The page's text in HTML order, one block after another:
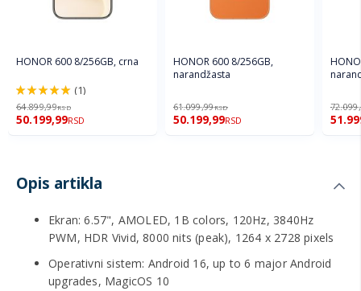
HONOR 600 8/256GB, crna
100%
(1)
64.899,99RSD
50.199,99RSD
HONOR 600 8/256GB,
narandžasta
61.099,99RSD
50.199,99RSD
Opis artikla
Ekran: 6.57", AMOLED, 1B colors, 120Hz, 3840Hz
PWM, HDR Vivid, 8000 nits (peak), 1264 x 2728 pixels
Operativni sistem: Android 16, up to 6 major Android
upgrades, MagicOS 10